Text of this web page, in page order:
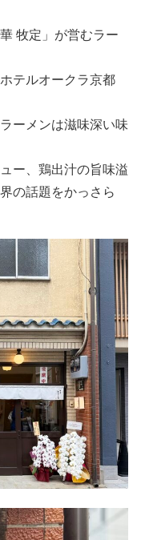
牧定」が営むラー
テルオークラ京都
ーメンは滋味深い味
ー、鶏出汁の旨味溢
の話題をかっさら